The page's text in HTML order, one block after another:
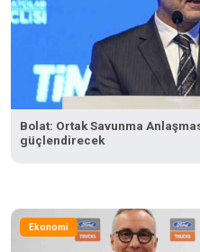
Bolat: Ortak Savunma
güçlendirecek
Ekonomi